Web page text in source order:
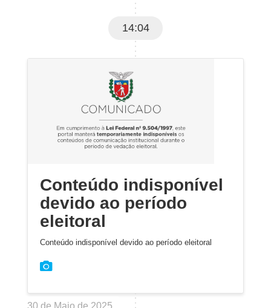
14:04
Conteúdo indisponível
devido ao período
eleitoral
Conteúdo indisponível devido ao período eleitoral
30 de Maio de 2025